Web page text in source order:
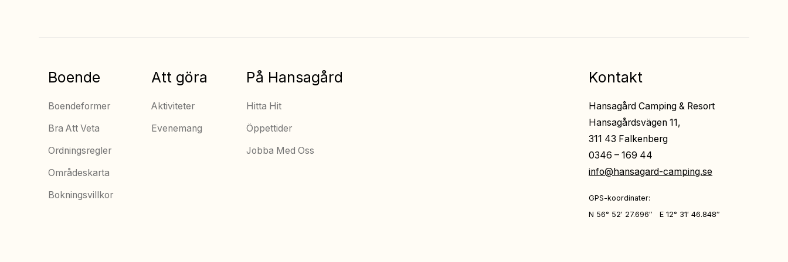
Boende
Boendeformer
Bra Att Veta
Ordningsregler
Områdeskarta
Bokningsvillkor
Att göra
Aktiviteter
Evenemang
På Hansagård
Hitta Hit
Öppettider
Jobba Med Oss
Kontakt
Hansagård Camping & Resort
Hansagårdsvägen 11,
311 43 Falkenberg
0346 – 169 44
info@hansagard-camping.se
GPS-koordinater:
N 56° 52′ 27.696″ E 12° 31′ 46.848″